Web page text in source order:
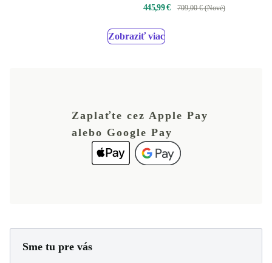
445,99 € 709,00 € (Nové)
Zobraziť viac
Zaplaťte cez Apple Pay
alebo Google Pay
Sme tu pre vás